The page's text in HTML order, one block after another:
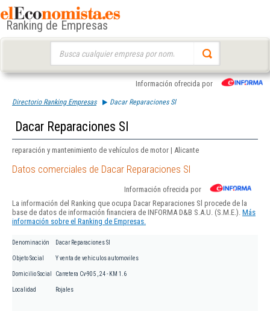
Ranking de Empresas
Información ofrecida por
Directorio Ranking Empresas Dacar Reparaciones Sl
Dacar Reparaciones Sl
reparación y mantenimiento de vehículos de motor | Alicante
Datos comerciales de Dacar Reparaciones Sl
Información ofrecida por
La información del Ranking que ocupa Dacar Reparaciones Sl procede de la
base de datos de información financiera de INFORMA D&B S.A.U. (S.M.E.). Más
información sobre el Ranking de Empresas.
Denominación Dacar Reparaciones Sl
Objeto Social Y venta de vehiculos automoviles
Domicilio Social Carretera Cv-905 , 24 - KM 1.6
Localidad Rojales